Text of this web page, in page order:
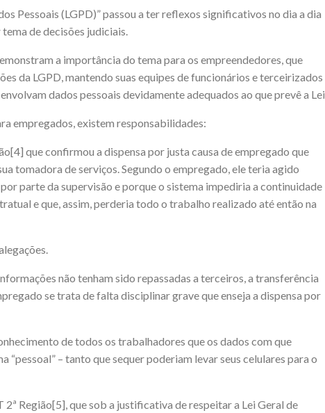
Pessoais (LGPD)” passou a ter reflexos significativos no dia a dia
de decisões judiciais.
a importância do tema para os empreendedores, que
da LGPD, mantendo suas equipes de funcionários e terceirizados
dados pessoais devidamente adequados ao que prevê a Lei.
empregados, existem responsabilidades:
[4] que confirmou a dispensa por justa causa de empregado que
tomadora de serviços. Segundo o empregado, ele teria agido
parte da supervisão e porque o sistema impediria a continuidade
e que, assim, perderia todo o trabalho realizado até então na
não tenham sido repassadas a terceiros, a transferência
se trata de falta disciplinar grave que enseja a dispensa por
de todos os trabalhadores que os dados com que
– tanto que sequer poderiam levar seus celulares para o
2ª Região[5] , que sob a justificativa de respeitar a Lei Geral de